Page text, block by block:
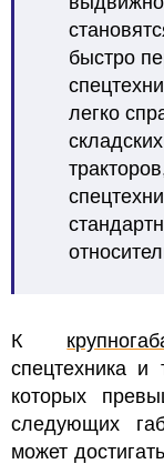
быстро
легко
К
спецтехника и
которых
следующих
может